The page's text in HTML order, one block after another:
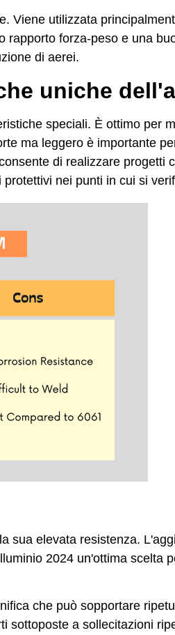
Viene utilizzata
forza-peso e una
di aerei.
uniche
speciali. È ottimo per
ma leggero è importante
di realizzare progetti
nei punti in cui si
sua elevata resistenza.
2024 un'ottima scelta
che può sopportare
sottoposte a sollecitazioni